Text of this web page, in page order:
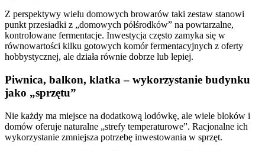
Z perspektywy wielu domowych browarów taki zestaw stanowi
punkt przesiadki z „domowych półśrodków” na powtarzalne,
kontrolowane fermentacje. Inwestycja często zamyka się w
równowartości kilku gotowych komór fermentacyjnych z oferty
hobbystycznej, ale działa równie dobrze lub lepiej.
Piwnica, balkon, klatka – wykorzystanie budynku
jako „sprzętu”
Nie każdy ma miejsce na dodatkową lodówkę, ale wiele bloków i
domów oferuje naturalne „strefy temperaturowe”. Racjonalne ich
wykorzystanie zmniejsza potrzebę inwestowania w sprzęt.